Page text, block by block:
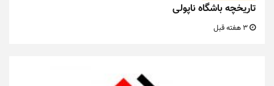
تاریخچه باشگاه ناپولی